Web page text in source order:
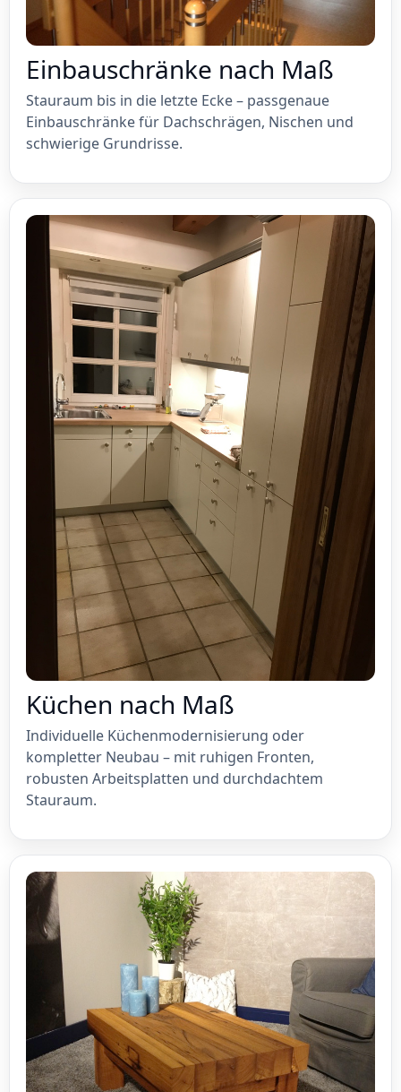
Einbauschränke nach Maß
Stauraum bis in die letzte Ecke – passgenaue
Einbauschränke für Dachschrägen, Nischen und
schwierige Grundrisse.
Küchen nach Maß
Individuelle Küchenmodernisierung oder
kompletter Neubau – mit ruhigen Fronten,
robusten Arbeitsplatten und durchdachtem
Stauraum.